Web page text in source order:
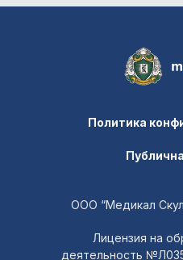
Политика
Лицензия на
деятельность
ООО “Медикал